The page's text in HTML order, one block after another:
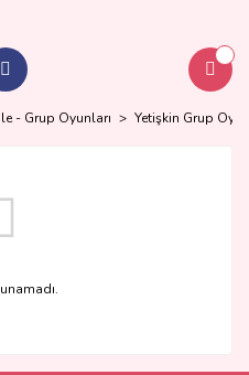
- Grup Oyunları Yetişkin Grup